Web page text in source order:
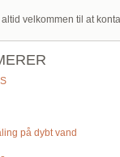
velkommen til at
på dybt vand